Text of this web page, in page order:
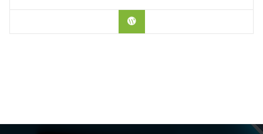
Hablar con el Doctor